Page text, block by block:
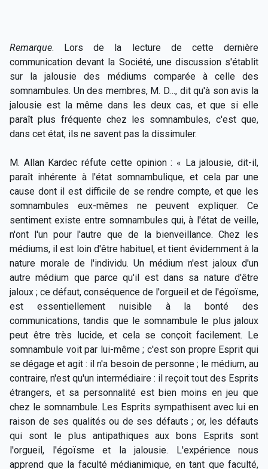
Remarque. Lors de la lecture de cette dernière
communication devant la Société, une discussion s'établit
sur la jalousie des médiums comparée à celle des
somnambules. Un des membres, M. D…, dit qu'à son avis la
jalousie est la même dans les deux cas, et que si elle
paraît plus fréquente chez les somnambules, c'est que,
dans cet état, ils ne savent pas la dissimuler.
M. Allan Kardec réfute cette opinion : « La jalousie, dit-il,
paraît inhérente à l'état somnambulique, et cela par une
cause dont il est difficile de se rendre compte, et que les
somnambules eux-mêmes ne peuvent expliquer. Ce
sentiment existe entre somnambules qui, à l'état de veille,
n'ont l'un pour l'autre que de la bienveillance. Chez les
médiums, il est loin d'être habituel, et tient évidemment à la
nature morale de l'individu. Un médium n'est jaloux d'un
autre médium que parce qu'il est dans sa nature d'être
jaloux ; ce défaut, conséquence de l'orgueil et de l'égoïsme,
est essentiellement nuisible à la bonté des
communications, tandis que le somnambule le plus jaloux
peut être très lucide, et cela se conçoit facilement. Le
somnambule voit par lui-même ; c'est son propre Esprit qui
se dégage et agit : il n'a besoin de personne ; le médium, au
contraire, n'est qu'un intermédiaire : il reçoit tout des Esprits
étrangers, et sa personnalité est bien moins en jeu que
chez le somnambule. Les Esprits sympathisent avec lui en
raison de ses qualités ou de ses défauts ; or, les défauts
qui sont le plus antipathiques aux bons Esprits sont
l'orgueil, l'égoïsme et la jalousie. L'expérience nous
apprend que la faculté médianimique, en tant que faculté,